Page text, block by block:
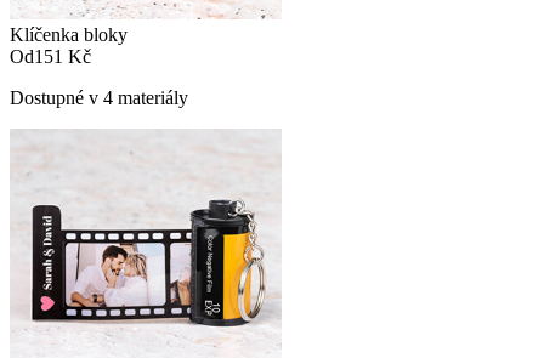
Klíčenka bloky
Od151 Kč
Dostupné v 4 materiály